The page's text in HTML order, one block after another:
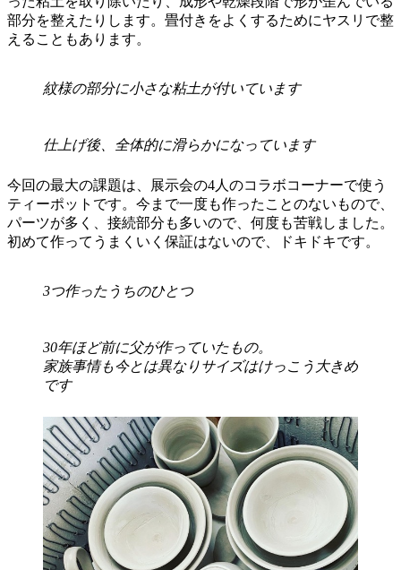
部分を整えたりします。畳付きをよくするためにヤスリで整
えることもあります。
紋様の部分に小さな粘土が付いています
仕上げ後、全体的に滑らかになっています
今回の最大の課題は、展示会の4人のコラボコーナーで使う
ティーポットです。今まで一度も作ったことのないもので、
パーツが多く、接続部分も多いので、何度も苦戦しました。
初めて作ってうまくいく保証はないので、ドキドキです。
3つ作ったうちのひとつ
30年ほど前に父が作っていたもの。
家族事情も今とは異なりサイズはけっこう大きめ
です